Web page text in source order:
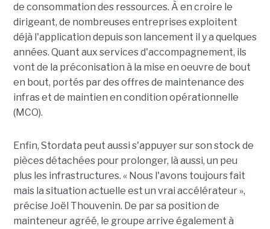
de consommation des ressources. À en croire le
dirigeant, de nombreuses entreprises exploitent
déjà l'application depuis son lancement il y a quelques
années. Quant aux services d'accompagnement, ils
vont de la préconisation à la mise en oeuvre de bout
en bout, portés par des offres de maintenance des
infras et de maintien en condition opérationnelle
(MCO).
Enfin, Stordata peut aussi s'appuyer sur son stock de
pièces détachées pour prolonger, là aussi, un peu
plus les infrastructures. « Nous l'avons toujours fait
mais la situation actuelle est un vrai accélérateur »,
précise Joël Thouvenin. De par sa position de
mainteneur agréé, le groupe arrive également à